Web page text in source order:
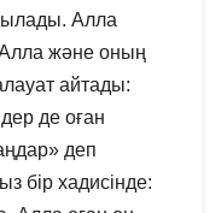
Алла
және оның
айтады:
де оған
деп
бір хадисінде: